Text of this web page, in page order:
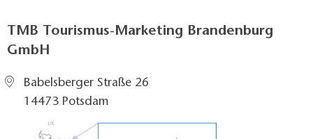
TMB Tourismus-Marketing Brandenburg
GmbH
Babelsberger Straße 26
14473 Potsdam